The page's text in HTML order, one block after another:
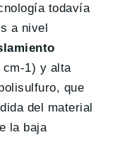
todavía
a nivel
cm-1) y alta
que
del material
la baja